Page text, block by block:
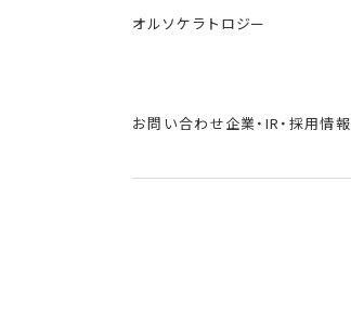
オルソケラトロジー
お問い合わせ企業・IR・採用情報